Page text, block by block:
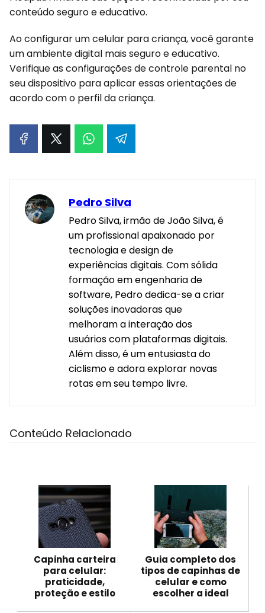
conteúdo seguro e educativo.
Ao configurar um celular para criança, você garante
um ambiente digital mais seguro e educativo.
Verifique as configurações de controle parental no
seu dispositivo para aplicar essas orientações de
acordo com o perfil da criança.
Pedro Silva
Pedro Silva, irmão de João Silva, é
um profissional apaixonado por
tecnologia e design de
experiências digitais. Com sólida
formação em engenharia de
software, Pedro dedica-se a criar
soluções inovadoras que
melhoram a interação dos
usuários com plataformas digitais.
Além disso, é um entusiasta do
ciclismo e adora explorar novas
rotas em seu tempo livre.
Conteúdo Relacionado
Capinha carteira
para celular:
praticidade,
proteção e estilo
Guia completo dos
tipos de capinhas de
celular e como
escolher a ideal